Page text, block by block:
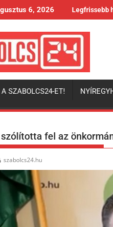
6, 2026 Legfrissebb
SZABOLCS24-ET!
fel az
szabolcs24.hu